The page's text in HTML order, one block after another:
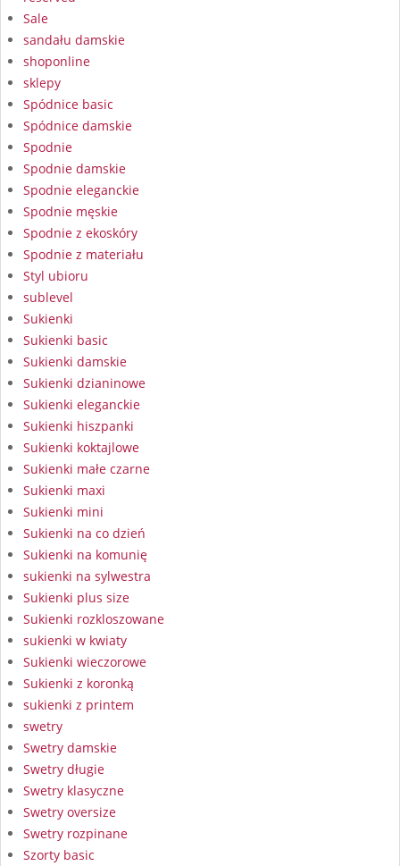
Sale
sandału damskie
shoponline
sklepy
Spódnice basic
Spódnice damskie
Spodnie
Spodnie damskie
Spodnie eleganckie
Spodnie męskie
Spodnie z ekoskóry
Spodnie z materiału
Styl ubioru
sublevel
Sukienki
Sukienki basic
Sukienki damskie
Sukienki dzianinowe
Sukienki eleganckie
Sukienki hiszpanki
Sukienki koktajlowe
Sukienki małe czarne
Sukienki maxi
Sukienki mini
Sukienki na co dzień
Sukienki na komunię
sukienki na sylwestra
Sukienki plus size
Sukienki rozkloszowane
sukienki w kwiaty
Sukienki wieczorowe
Sukienki z koronką
sukienki z printem
swetry
Swetry damskie
Swetry długie
Swetry klasyczne
Swetry oversize
Swetry rozpinane
Szorty basic